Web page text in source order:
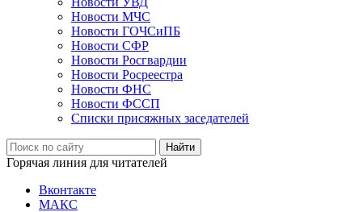
Новости МЧС
Новости ГОЧСиПБ
Новости СФР
Новости Росгвардии
Новости Росреестра
Новости ФНС
Новости ФССП
Списки присяжных заседателей
Горячая линия для читателей
Вконтакте
МАКС